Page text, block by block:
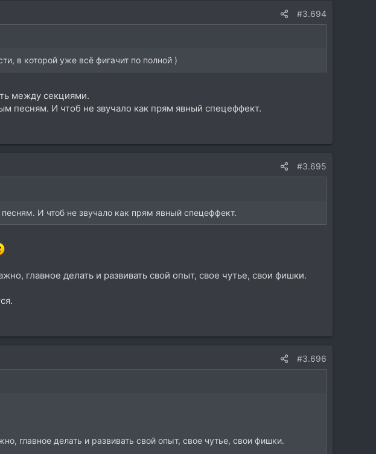
#3.694
в которой уже всё фигачит по полной )
между секциями.
песням. И чтоб не звучало как прям явный спецеффект.
#3.695
И чтоб не звучало как прям явный спецеффект.
главное делать и развивать свой опыт, свое чутье, свои фишки.
#3.696
главное делать и развивать свой опыт, свое чутье, свои фишки.